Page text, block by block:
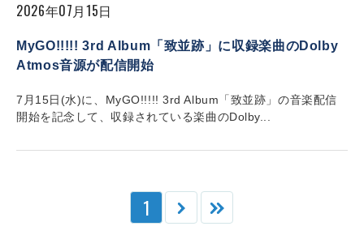
2026年07月15日
MyGO!!!!! 3rd Album「致並跡」に収録楽曲のDolby
Atmos音源が配信開始
7月15日(水)に、MyGO!!!!! 3rd Album「致並跡」の音楽配信
開始を記念して、収録されている楽曲のDolby...
1